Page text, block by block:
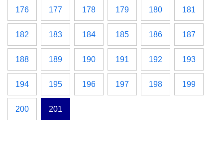
176 177 178 179 180 181
182 183 184 185 186 187
188 189 190 191 192 193
194 195 196 197 198 199
200 201